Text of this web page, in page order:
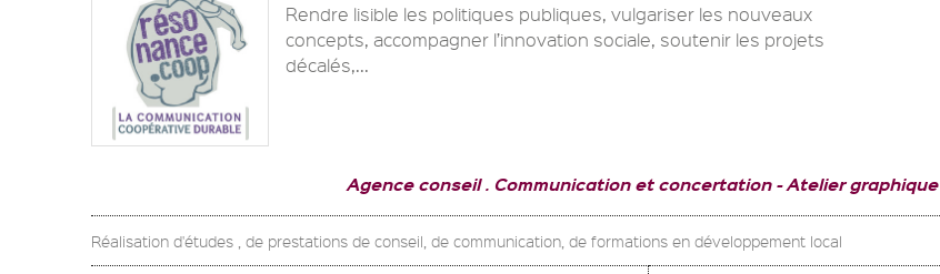
Rendre lisible les politiques publiques, vulgariser les nouveaux
concepts, accompagner l’innovation sociale, soutenir les projets
décalés,...
Agence conseil . Communication et concertation Atelier graphique
Réalisation d'études , de prestations de conseil, de communication, de formations en développement local